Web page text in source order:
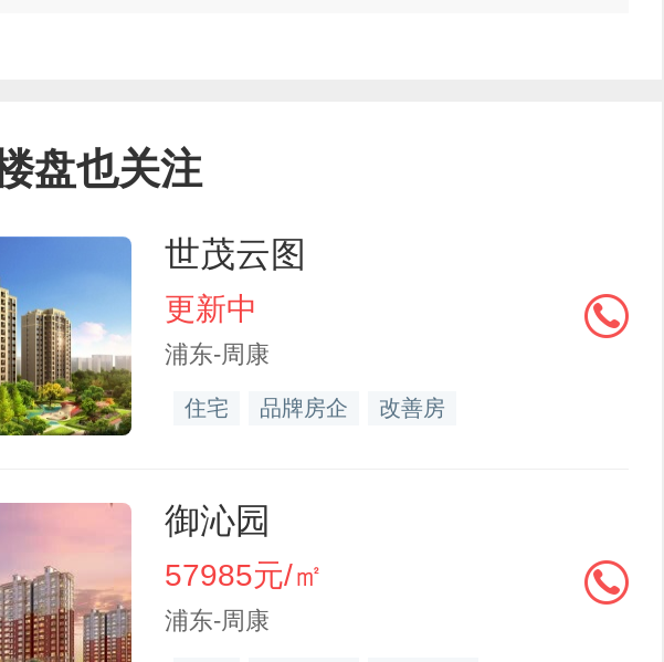
盘也关注
世茂云图
更新中
浦东-周康
住宅 品牌房企 改善房
御沁园
57985元/㎡
浦东-周康